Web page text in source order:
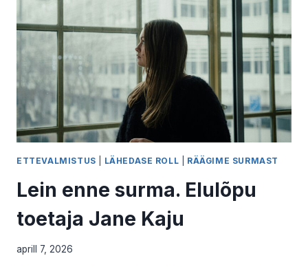
ETTEVALMISTUS LÄHEDASE ROLL RÄÄGIME SURMAST
Lein enne surma. Elulõpu
toetaja Jane Kaju
aprill 7, 2026